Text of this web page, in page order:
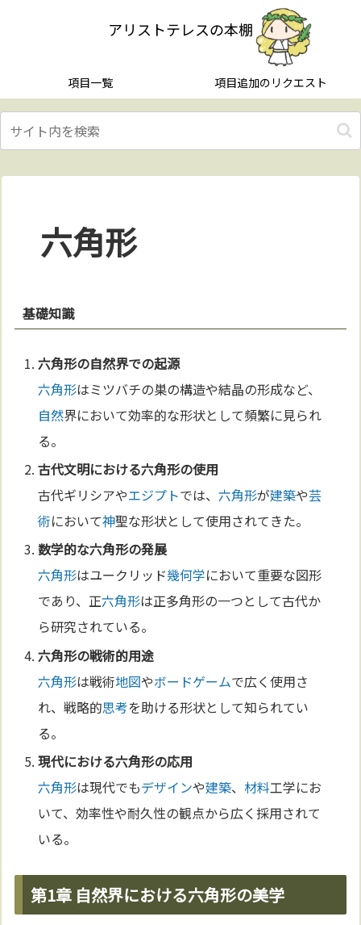
アリストテレスの本棚
項目一覧 項目追加のリクエスト
六角形
基礎知識
六角形の自然界での起源
六角形はミツバチの巣の構造や結晶の形成など、
自然界において効率的な形状として頻繁に見られ
る。
古代文明における六角形の使用
古代ギリシアやエジプトでは、六角形が建築や芸
術において神聖な形状として使用されてきた。
数学的な六角形の発展
六角形はユークリッド幾何学において重要な図形
であり、正六角形は正多角形の一つとして古代か
ら研究されている。
六角形の戦術的用途
六角形は戦術地図やボードゲームで広く使用さ
れ、戦略的思考を助ける形状として知られてい
る。
現代における六角形の応用
六角形は現代でもデザインや建築、材料工学にお
いて、効率性や耐久性の観点から広く採用されて
いる。
第1章 自然界における六角形の美学